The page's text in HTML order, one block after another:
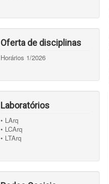
Oferta de disciplinas
Horários 1/2026
Laboratórios
• LArq
• LCArq
• LTArq